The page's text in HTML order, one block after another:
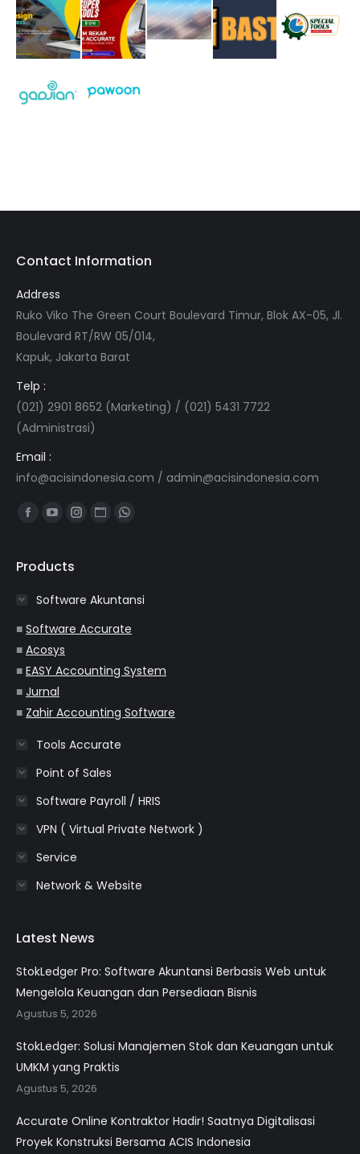
Contact Information
Address
Ruko Viko The Green Court Boulevard Timur, Blok AX-05, Jl.
Boulevard RT/RW 05/014,
Kapuk, Jakarta Barat
Telp :
(021) 2901 8652 (Marketing) / (021) 5431 7722
(Administrasi)
Email :
info@acisindonesia.com / admin@acisindonesia.com
Find us on:
Facebook
opens
new
window
YouTube
opens
new
window
Instagram
new
window
Website
new
window
Whatsapp
new
window
Products
Software Akuntansi
■ Software Accurate
■ Acosys
■ EASY Accounting System
■ Jurnal
■ Zahir Accounting Software
Tools Accurate
Point of Sales
Software Payroll / HRIS
VPN ( Virtual Private Network )
Service
Network & Website
Latest News
StokLedger Pro: Software Akuntansi Berbasis Web untuk
Mengelola Keuangan dan Persediaan Bisnis
Agustus 5, 2026
StokLedger: Solusi Manajemen Stok dan Keuangan untuk
UMKM yang Praktis
Agustus 5, 2026
Accurate Online Kontraktor Hadir! Saatnya Digitalisasi
Proyek Konstruksi Bersama ACIS Indonesia